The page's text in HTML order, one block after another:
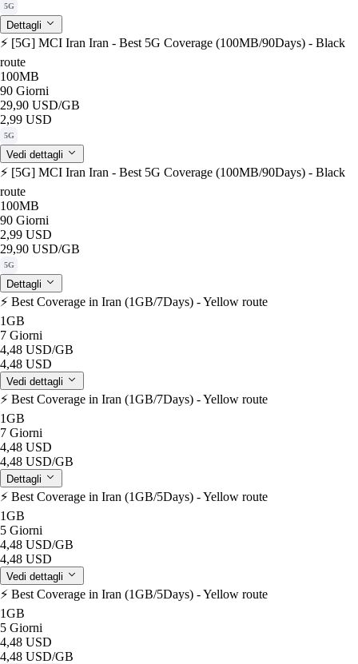
5G
Dettagli
⚡️ [5G] MCI Iran Iran - Best 5G Coverage (100MB/90Days) - Black
route
100MB
90 Giorni
29,90 USD/GB
2,99 USD
5G
Vedi dettagli
⚡️ [5G] MCI Iran Iran - Best 5G Coverage (100MB/90Days) - Black
route
100MB
90 Giorni
2,99 USD
29,90 USD/GB
5G
Dettagli
⚡️ Best Coverage in Iran (1GB/7Days) - Yellow route
1GB
7 Giorni
4,48 USD/GB
4,48 USD
Vedi dettagli
⚡️ Best Coverage in Iran (1GB/7Days) - Yellow route
1GB
7 Giorni
4,48 USD
4,48 USD/GB
Dettagli
⚡️ Best Coverage in Iran (1GB/5Days) - Yellow route
1GB
5 Giorni
4,48 USD/GB
4,48 USD
Vedi dettagli
⚡️ Best Coverage in Iran (1GB/5Days) - Yellow route
1GB
5 Giorni
4,48 USD
4,48 USD/GB